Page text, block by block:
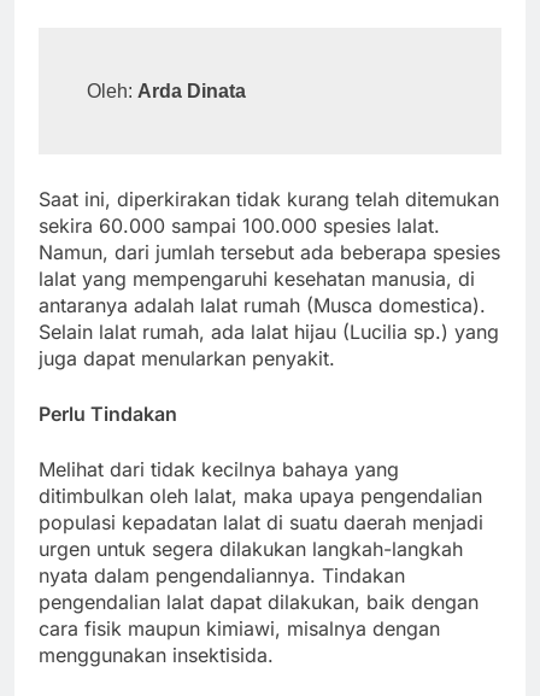
Oleh: Arda Dinata
Saat ini, diperkirakan tidak kurang telah ditemukan
sekira 60.000 sampai 100.000 spesies lalat.
Namun, dari jumlah tersebut ada beberapa spesies
lalat yang mempengaruhi kesehatan manusia, di
antaranya adalah lalat rumah (Musca domestica).
Selain lalat rumah, ada lalat hijau (Lucilia sp.) yang
juga dapat menularkan penyakit.
Perlu Tindakan
Melihat dari tidak kecilnya bahaya yang
ditimbulkan oleh lalat, maka upaya pengendalian
populasi kepadatan lalat di suatu daerah menjadi
urgen untuk segera dilakukan langkah-langkah
nyata dalam pengendaliannya. Tindakan
pengendalian lalat dapat dilakukan, baik dengan
cara fisik maupun kimiawi, misalnya dengan
menggunakan insektisida.